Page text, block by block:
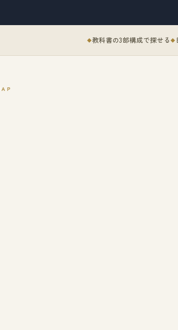
教科書の3部構成で探せる